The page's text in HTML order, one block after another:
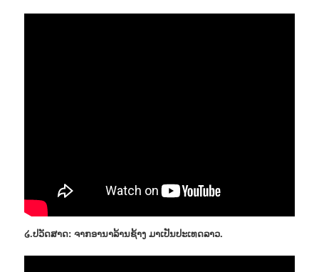
໒.ປວັດສາດ: ຈາກອານາລ້ານຊ້າງ ມາເປັນປະເທດລາວ.